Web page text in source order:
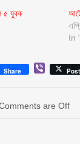
৫ যু্বক
In
Share ViberPost
are Off